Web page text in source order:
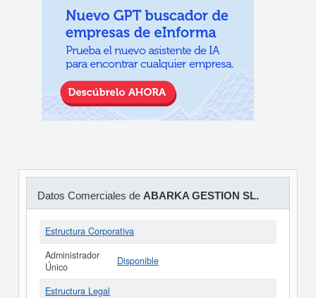
Datos Comerciales de ABARKA GESTION SL.
Estructura Corporativa
Administrador
Único
Disponible
Estructura Legal